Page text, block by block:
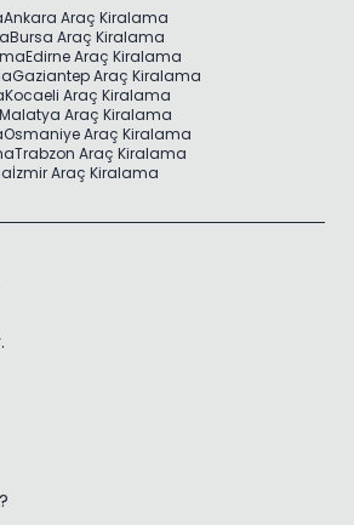
Ankara Araç Kiralama
Bursa Araç Kiralama
Edirne Araç Kiralama
Gaziantep Araç Kiralama
Kocaeli Araç Kiralama
Malatya Araç Kiralama
Osmaniye Araç Kiralama
Trabzon Araç Kiralama
İzmir Araç Kiralama